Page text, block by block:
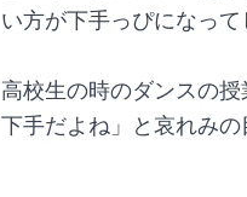
い方が下手っぴになって
高校生の時のダンスの
下手だよね」と哀れみの